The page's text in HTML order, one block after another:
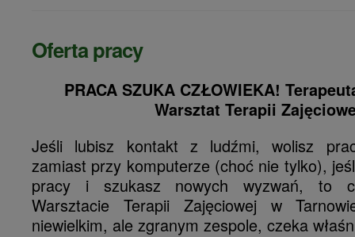
Oferta pracy
PRACA SZUKA CZŁOWIEKA!
Warsztat Terapii
Jeśli lubisz kontakt z ludźmi, wolisz
zamiast przy komputerze (choć nie tylko),
pracy i szukasz nowych wyzwań, to
Warsztacie Terapii Zajęciowej w
niewielkim, ale zgranym zespole, czeka